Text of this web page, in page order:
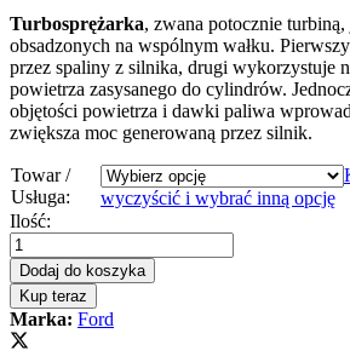
Turbosprężarka, zwana potocznie
obsadzonych na wspólnym wałku.
przez spaliny z silnika, drugi wykorzystuje
powietrza zasysanego do cylindrów.
objętości powietrza i dawki paliwa
zwiększa moc generowaną przez silnik.
Towar /
Usługa:
wyczyścić i wybrać inną opcję
Turbosprężarka
–
turbina
Ford
Focus
1.8
TDCi
Ilość:
Dodaj do koszyka
Kup teraz
Marka: Ford